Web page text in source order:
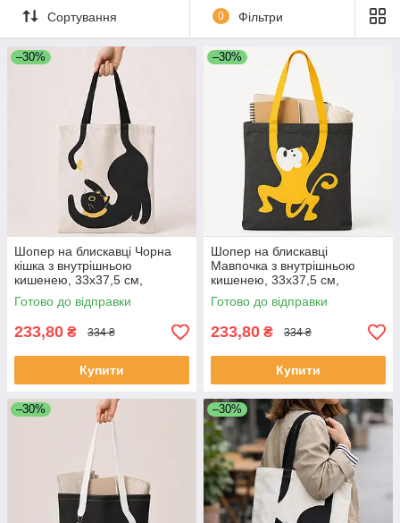
Сортування 0 Фільтри
–30%
Шопер на блискавці Чорна
кішка з внутрішньою
кишенею, 33х37,5 см,
Бежевий / Еко сумка для
покупок з принтом кота /
Готово до відправки
233,80 ₴ 334 ₴
Купити
–30%
Шопер на блискавці
Мавпочка з внутрішньою
кишенею, 33х37,5 см,
Чорний / Еко сумка для
покупок з принтом мавпи /
Готово до відправки
233,80 ₴ 334 ₴
Купити
–30% –30%